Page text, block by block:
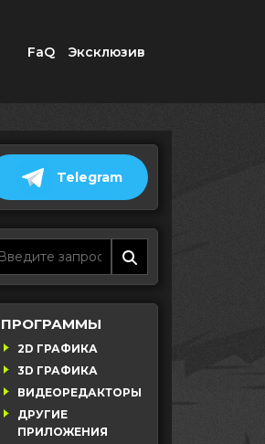
FaQ Эксклюзив
Telegram
ПРОГРАММЫ
2D ГРАФИКА
3D ГРАФИКА
ВИДЕОРЕДАКТОРЫ
ДРУГИЕ
ПРИЛОЖЕНИЯ